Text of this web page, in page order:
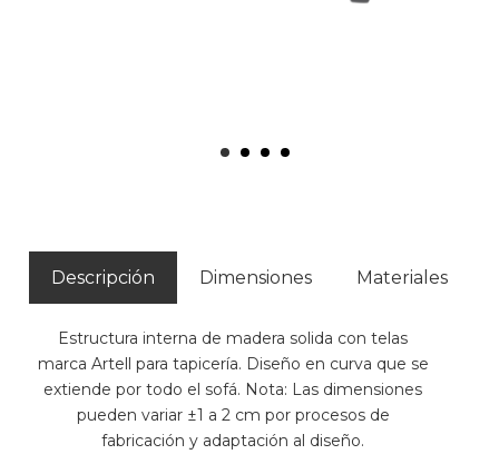
Descripción Dimensiones Materiales
Estructura interna de madera solida con telas
marca Artell para tapicería. Diseño en curva que se
extiende por todo el sofá. Nota: Las dimensiones
pueden variar ±1 a 2 cm por procesos de
fabricación y adaptación al diseño.